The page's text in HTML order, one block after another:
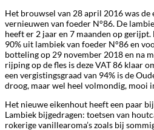
Het brouwsel van 28 april 2016 was de
vernieuwen van foeder N°86. De
heeft er 2 jaar en 7 maanden op gerijpt.
90% uit lambiek van foeder N°86 en
botteling op 29 november 2018 en na
rijping op de fles is deze VAT 86 klaar
een vergistingsgraad van 94% is de
droog, maar wel heel volmondig, mooi
Het nieuwe eikenhout heeft een paar
Lambiek bijgedragen: toetsen van
rokerige vanillearoma’s zoals bij